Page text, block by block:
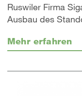
Ruswiler Firma
Ausbau des
Mehr erfahren